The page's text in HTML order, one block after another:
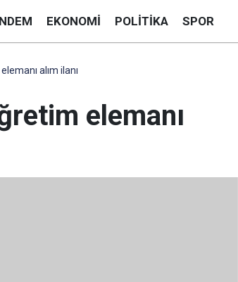
EKONOMI POLITIKA SPOR
alım ilanı
elemanı